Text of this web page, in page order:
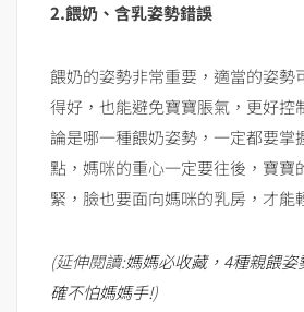
2.餵奶、含乳姿勢錯誤
餵奶的姿勢非常重要，適當的姿勢
得好，也能避免寶寶脹氣，更好控
論是哪一種餵奶姿勢，一定都要掌
點，媽咪的重心一定要往後，寶寶
緊，臉也要面向媽咪的乳房，才能
(延伸閱讀:媽媽必收藏，4種親餵
確不怕媽媽手!)